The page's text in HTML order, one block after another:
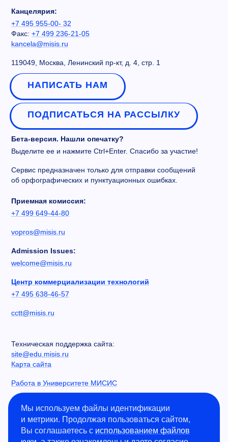
Канцелярия:
+7 495 955-00- 32
Факс: +7 499 236-21-05
kancela@misis.ru
119049, Москва, Ленинский пр-кт, д. 4, стр. 1
НАПИСАТЬ НАМ
ПОДПИСАТЬСЯ НА РАССЫЛКУ
Бета-версия. Нашли опечатку?
Выделите ее и нажмите Ctrl+Enter. Спасибо за участие!
Сервис предназначен только для отправки сообщений
об орфографических и пунктуационных ошибках.
Приемная комиссия:
+7 499 649-44-80
vopros@misis.ru
Admission Issues:
welcome@misis.ru
Центр коммерциализации технологий
+7 495 638-46-57
cctt@misis.ru
Техническая поддержка сайта:
site@edu.misis.ru
Карта сайта
Работа в Университете МИСИС
Сведения об образовательной организации
Информация о закупках
Противодействие коррупции
Мы используем файлы идентификации
и метрики. Продолжая пользоваться сайтом,
Вы соглашаетесь с использованием файлов